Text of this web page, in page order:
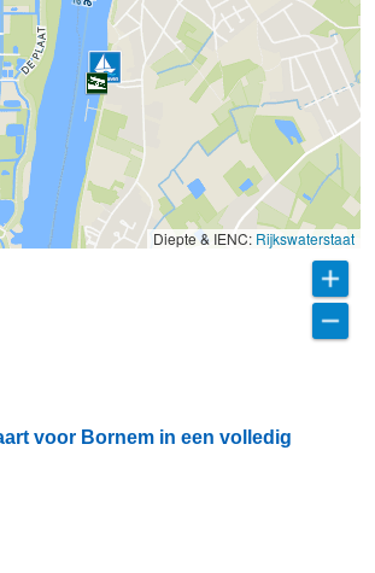
Diepte & IENC: Rijkswaterstaat
voor Bornem in een volledig